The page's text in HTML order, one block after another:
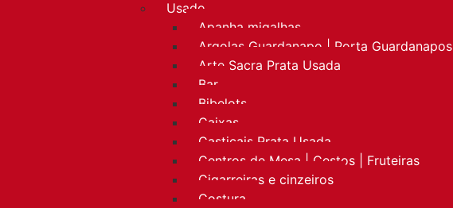
Usado
Apanha migalhas
Argolas Guardanapo | Porta Guardanapos
Arte Sacra Prata Usada
Bar
Bibelots
Caixas
Castiçais Prata Usada
Centros de Mesa | Cestos | Fruteiras
Cigarreiras e cinzeiros
Costura